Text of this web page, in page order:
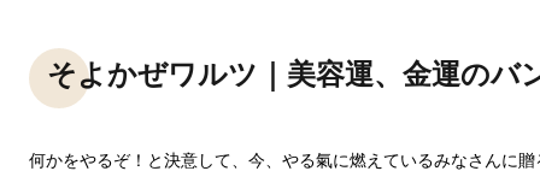
そよかぜワルツ｜美容運、金運のバ
何かをやるぞ！と決意して、今、やる氣に燃えているみなさんに